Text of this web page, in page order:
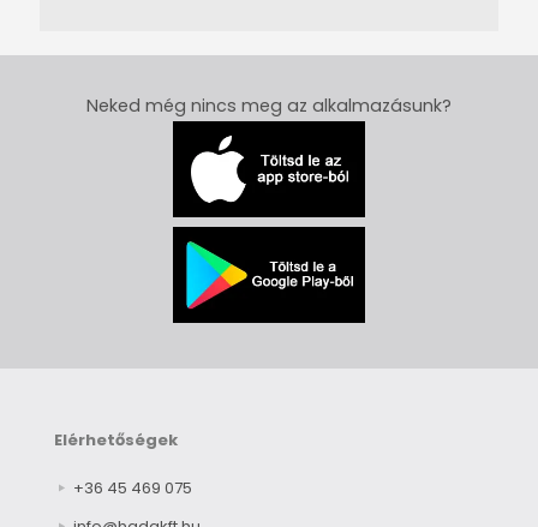
Neked még nincs meg az alkalmazásunk?
Elérhetőségek
+36 45 469 075